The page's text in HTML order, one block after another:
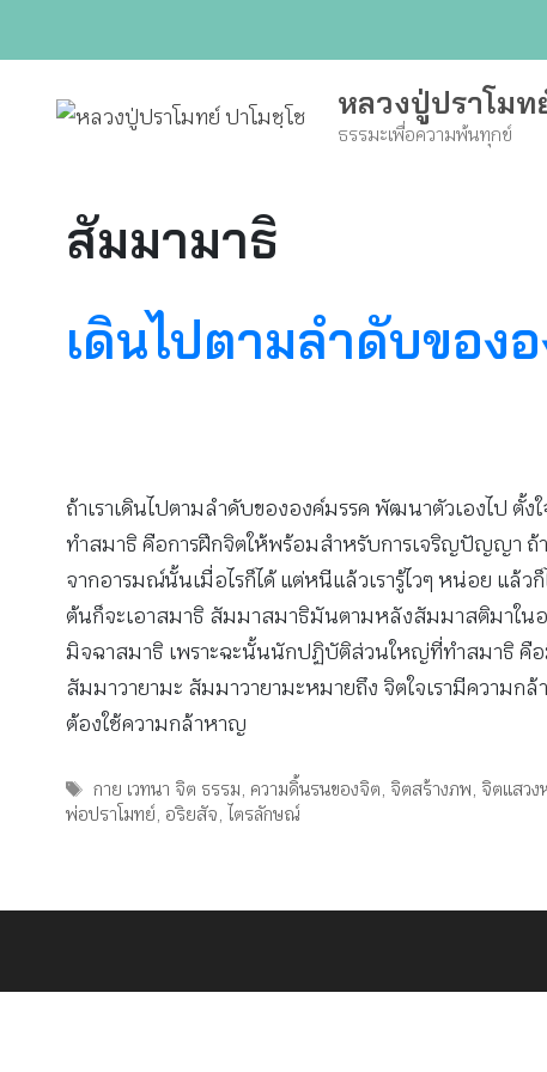
หลวงปู่ปราโมท
ธรรมะเพื่อความพ้นทุกข์
สัมมามาธิ
เดินไปตามลำดับของ
ถ้าเราเดินไปตามลำดับขององค์มรรค พัฒนาตัวเองไป ตั้
ทำสมาธิ คือการฝึกจิตให้พร้อมสำหรับการเจริญปัญญา
จากอารมณ์นั้นเมื่อไรก็ได้ แต่หนีแล้วเรารู้ไวๆ หน่อย แล้
ต้นก็จะเอาสมาธิ สัมมาสมาธิมันตามหลังสัมมาสติมาใน
มิจฉาสมาธิ เพราะฉะนั้นนักปฏิบัติส่วนใหญ่ที่ทำสมาธิ คื
สัมมาวายามะ สัมมาวายามะหมายถึง จิตใจเรามีความก
ต้องใช้ความกล้าหาญ
Tags
กาย เวทนา จิต ธรรม, ความดิ้นรนของจิต, จิตสร้างภพ, จิตแสวง
พ่อปราโมทย์, อริยสัจ, ไตรลักษณ์